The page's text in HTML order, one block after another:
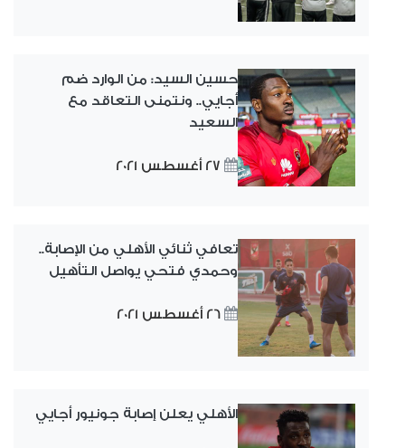
حسين السيد: من الوارد ضم
أجايي.. ونتمنى التعاقد مع
السعيد
27 أغسطس 2021
تعافي ثنائي الأهلي من الإصابة..
وحمدي فتحي يواصل التأهيل
26 أغسطس 2021
الأهلي يعلن إصابة جونيور أجايي